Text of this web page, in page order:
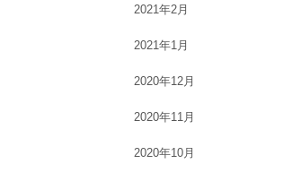
2021年2月
2021年1月
2020年12月
2020年11月
2020年10月